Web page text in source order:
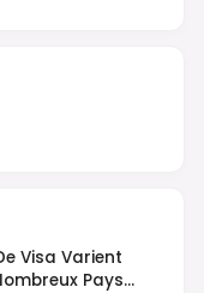
Visa Varient
Pays